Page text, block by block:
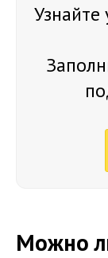
Узнайте
Можно